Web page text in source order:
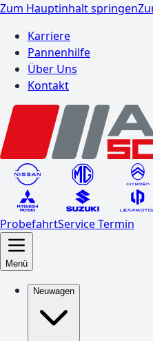
Zum Hauptinhalt springen
Karriere
Pannenhilfe
Über Uns
Kontakt
ProbefahrtService Termin
Menü
Neuwagen